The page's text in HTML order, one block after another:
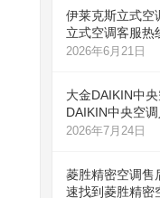
伊莱克斯立式空
立式空调客服热
2026年6月21日
大金DAIKIN中
DAIKIN中央空
2026年7月24日
菱胜精密空调售
速找到菱胜精密